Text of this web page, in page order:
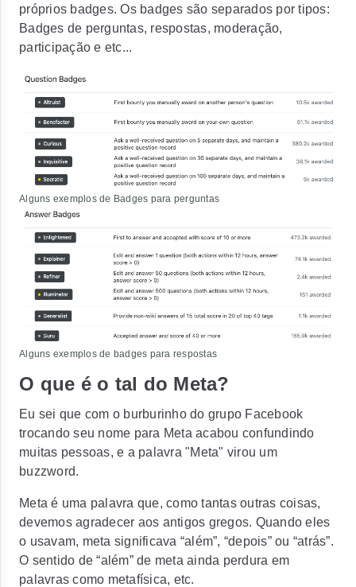
próprios badges. Os badges são separados por tipos:
Badges de perguntas, respostas, moderação,
participação e etc...
Alguns exemplos de Badges para perguntas
Alguns exemplos de badges para respostas
O que é o tal do Meta?
Eu sei que com o burburinho do grupo Facebook
trocando seu nome para Meta acabou confundindo
muitas pessoas, e a palavra "Meta" virou um
buzzword.
Meta é uma palavra que, como tantas outras coisas,
devemos agradecer aos antigos gregos. Quando eles
o usavam, meta significava “além”, “depois” ou “atrás”.
O sentido de “além” de meta ainda perdura em
palavras como metafísica, etc.